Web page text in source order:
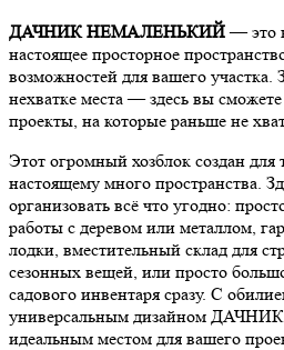
ДАЧНИК НЕМАЛЕНЬКИЙ— это
настоящее просторное
возможностей для вашего участка.
нехватке места — здесь вы
проекты, на которые раньше не
Этот огромный хозблок создан
настоящему много пространства.
организовать всё что угодно:
работы с деревом или металлом,
лодки, вместительный склад для
сезонных вещей, или просто
садового инвентаря сразу. С
универсальным дизайном
идеальным местом для вашего